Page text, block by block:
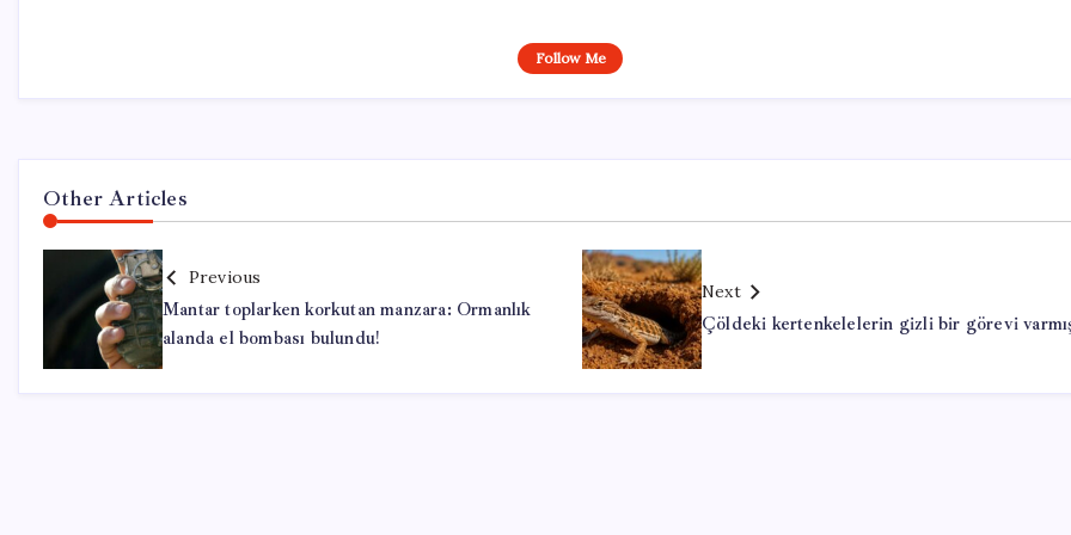
Follow Me
Other Articles
Previous
Mantar toplarken korkutan manzara: Ormanlık
alanda el bombası bulundu!
Next
Çöldeki kertenkelelerin gizli bir görevi